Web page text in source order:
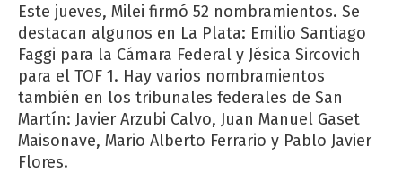
Este jueves, Milei firmó 52 nombramientos. Se
destacan algunos en La Plata: Emilio Santiago
Faggi para la Cámara Federal y Jésica Sircovich
para el TOF 1. Hay varios nombramientos
también en los tribunales federales de San
Martín: Javier Arzubi Calvo, Juan Manuel Gaset
Maisonave, Mario Alberto Ferrario y Pablo Javier
Flores.